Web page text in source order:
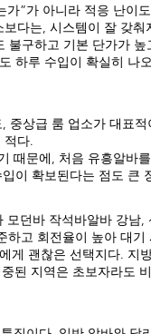
이다. 생육 적정 온도
pH: 5.5~6.5 토양이
좋지 않기 때문에 배
”가 아니라 적응 난이도
다는, 시스템이 잘 갖춰
불구하고 기본 단가가 높
하루 수입이 확실히 나
중상급 룸 업소가 대표적
다.
때문에, 처음 유흥알바
이 확보된다는 점도 큰
던바 작석바알바 강남,
하고 회전율이 높아 대기
게 괜찮은 선택지다. 지
된 지역은 초보자라도